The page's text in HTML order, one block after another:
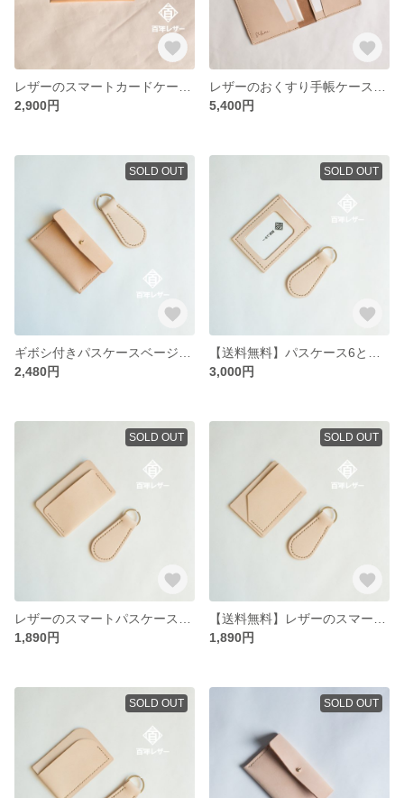
2,900円
5,400円
SOLD OUT
2,480円
SOLD OUT
3,000円
SOLD OUT
1,890円
SOLD OUT
1,890円
SOLD OUT SOLD OUT